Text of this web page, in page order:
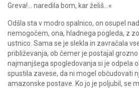
Greva!… naredila bom, kar želiš…«
Odšla sta v modro spalnico, on osupel
nemogočem, ona, hladnega pogleda, z
ustnico. Sama se je slekla in zavračala
približevanja, ob čemer je postajal
najmanjšega spogledovanja si je odpela
spustila zavese, da ni mogel občudovati
amazonske postave. Ko jo je poljubil, se